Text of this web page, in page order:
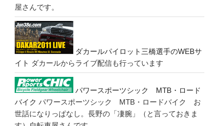
屋さんです。
ダカールパイロット三橋選手のWEBサ
イト ダカールからライブ配信も行っています
パワースポーツシック MTB・ロード
バイク パワースポーツシック MTB・ロードバイク お
世話になりっぱなし。長野の「凄腕」（と言っておきま